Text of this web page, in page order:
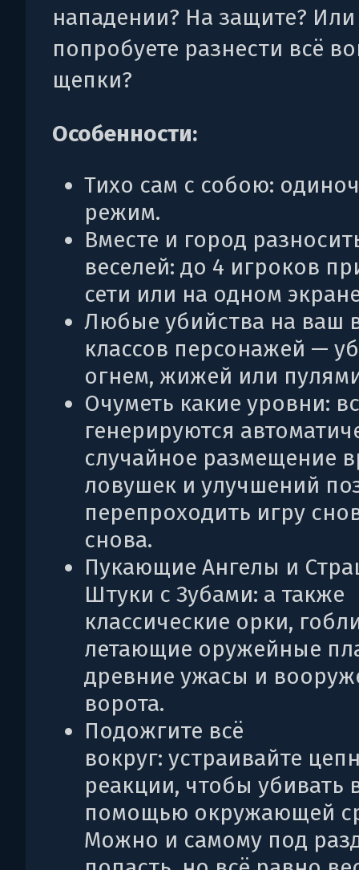
нападении? На защите?
попробуете разнести всё
щепки?
Особенности:
Тихо сам с собою:
режим.
Вместе и город
веселей: до 4 игроков
сети или на одном
Любые убийства на ваш
классов персонажей —
огнем, жижей или
Очуметь какие уровни:
генерируются
случайное размещение
ловушек и улучшений
перепроходить игру
снова.
Пукающие Ангелы и
Штуки с Зубами: а также
классические орки,
летающие оружейные
древние ужасы и
ворота.
Подожгите всё
вокруг: устраивайте
реакции, чтобы убивать
помощью окружающей
Можно и самому под